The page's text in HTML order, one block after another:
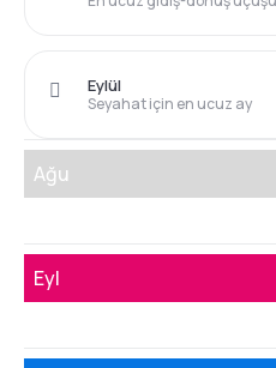
Seyahat için en ucuz ay
Eylül
Ağu
Eyl